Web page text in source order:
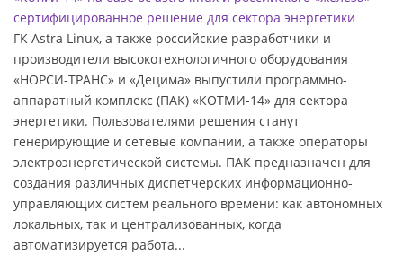
сертифицированное решение для сектора энергетики
ГК Astra Linux, а также российские разработчики и
производители высокотехнологичного оборудования
«НОРСИ-ТРАНС» и «Децима» выпустили программно-
аппаратный комплекс (ПАК) «КОТМИ-14» для сектора
энергетики. Пользователями решения станут
генерирующие и сетевые компании, а также операторы
электроэнергетической системы. ПАК предназначен для
создания различных диспетчерских информационно-
управляющих систем реального времени: как автономных
локальных, так и централизованных, когда
автоматизируется работа...